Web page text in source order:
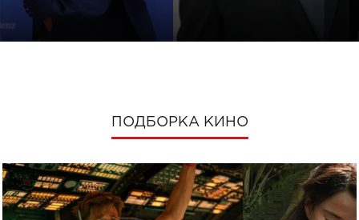
ПОДБОРКА КИНО